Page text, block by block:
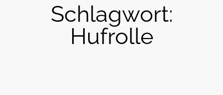
Schlagwort:
Hufrolle